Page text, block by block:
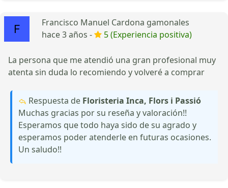
Francisco Manuel Cardona gamonales
hace 3 años -
5 (Experiencia positiva)
La persona que me atendió una gran profesional muy
atenta sin duda lo recomiendo y volveré a comprar
Respuesta de Floristeria Inca, Flors i Passió
Muchas gracias por su reseña y valoración!!
Esperamos que todo haya sido de su agrado y
esperamos poder atenderle en futuras ocasiones.
Un saludo!!